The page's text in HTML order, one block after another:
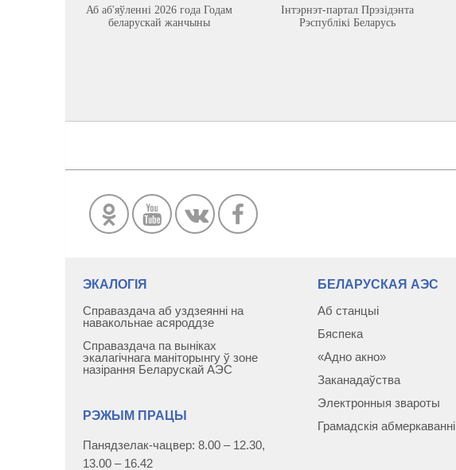
Аб аб'яўленні 2026 года Годам
беларускай жанчыны
Інтэрнэт-партал Прэзідэнта
Рэспублікі Беларусь
ЭКАЛОГІЯ
Справаздача аб уздзеянні на
навакольнае асяроддзе
Справаздача па выніках
экалагічнага маніторынгу ў зоне
назірання Беларускай АЭС
РЭЖЫМ ПРАЦЫ
Панядзелак-чацвер: 8.00 – 12.30,
13.00 – 16.42
БЕЛАРУСКАЯ АЭС
Аб станцыі
Бяспека
«Адно акно»
Заканадаўства
Электронныя звароты
Грамадскія абмеркаваннi